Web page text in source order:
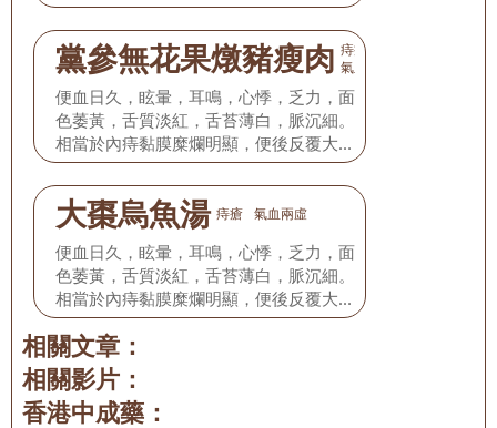
黨參無花果燉豬瘦肉 痔瘡
氣血兩虛
便血日久，眩暈，耳鳴，心悸，乏力，面
色萎黃，舌質淡紅，舌苔薄白，脈沉細。
相當於內痔黏膜糜爛明顯，便後反覆大量
出血，以致造成慢性貧血。
大棗烏魚湯 痔瘡 氣血兩虛
便血日久，眩暈，耳鳴，心悸，乏力，面
色萎黃，舌質淡紅，舌苔薄白，脈沉細。
相當於內痔黏膜糜爛明顯，便後反覆大量
出血，以致造成慢性貧血。
相關文章：
相關影片：
香港中成藥：